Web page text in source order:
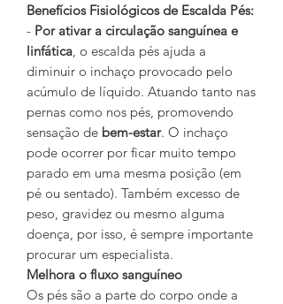
Benefícios Fisiológicos de Escalda Pés:
- Por ativar a circulação sanguínea e
linfática , o escalda pés ajuda a
diminuir o inchaço provocado pelo
acúmulo de líquido. Atuando tanto nas
pernas como nos pés, promovendo
sensação de bem-estar. O inchaço
pode ocorrer por ficar muito tempo
parado em uma mesma posição (em
pé ou sentado). Também excesso de
peso, gravidez ou mesmo alguma
doença, por isso, é sempre importante
procurar um especialista.
Melhora o fluxo sanguíneo
Os pés são a parte do corpo onde a